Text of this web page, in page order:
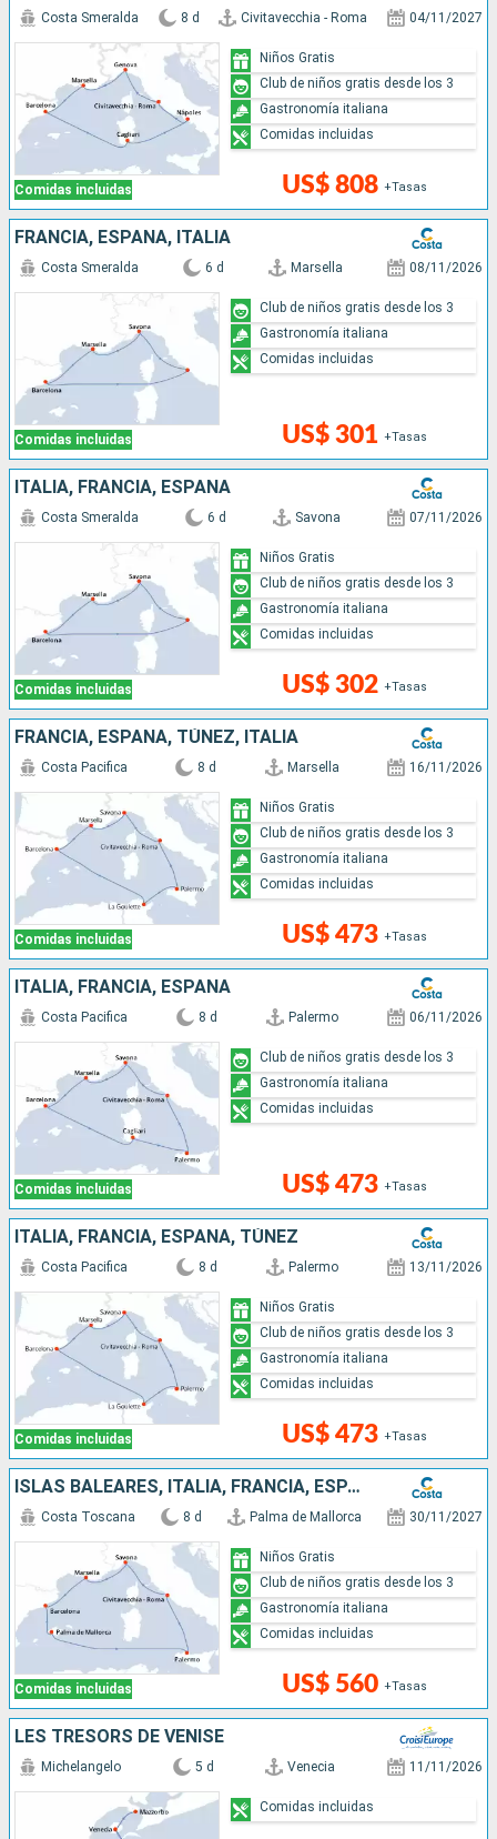
Comidas incluidas
Costa Smeralda 8 d Civitavecchia - Roma 04/11/2027
US$ 808 +Tasas
Niños Gratis
Club de niños gratis desde los 3
Gastronomía italiana
Comidas incluidas
FRANCIA, ESPAÑA, ITALIA
Comidas incluidas
Costa Smeralda 6 d Marsella 08/11/2026
US$ 301 +Tasas
Club de niños gratis desde los 3
Gastronomía italiana
Comidas incluidas
ITALIA, FRANCIA, ESPAÑA
Comidas incluidas
Costa Smeralda 6 d Savona 07/11/2026
US$ 302 +Tasas
Niños Gratis
Club de niños gratis desde los 3
Gastronomía italiana
Comidas incluidas
FRANCIA, ESPAÑA, TÚNEZ, ITALIA
Comidas incluidas
Costa Pacifica 8 d Marsella 16/11/2026
US$ 473 +Tasas
Niños Gratis
Club de niños gratis desde los 3
Gastronomía italiana
Comidas incluidas
ITALIA, FRANCIA, ESPAÑA
Comidas incluidas
Costa Pacifica 8 d Palermo 06/11/2026
US$ 473 +Tasas
Club de niños gratis desde los 3
Gastronomía italiana
Comidas incluidas
ITALIA, FRANCIA, ESPAÑA, TÚNEZ
Comidas incluidas
Costa Pacifica 8 d Palermo 13/11/2026
US$ 473 +Tasas
Niños Gratis
Club de niños gratis desde los 3
Gastronomía italiana
Comidas incluidas
ISLAS BALEARES, ITALIA, FRANCIA, ESPAÑA
Comidas incluidas
Costa Toscana 8 d Palma de Mallorca 30/11/2027
US$ 560 +Tasas
Niños Gratis
Club de niños gratis desde los 3
Gastronomía italiana
Comidas incluidas
LES TRÉSORS DE VENISE
Michelangelo 5 d Venecia 11/11/2026
Comidas incluidas